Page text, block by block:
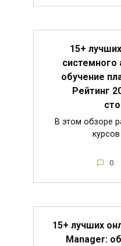
15+
системного
обучение
Рейтинг
В этом обзоре
0
15+ лучших
Manager: